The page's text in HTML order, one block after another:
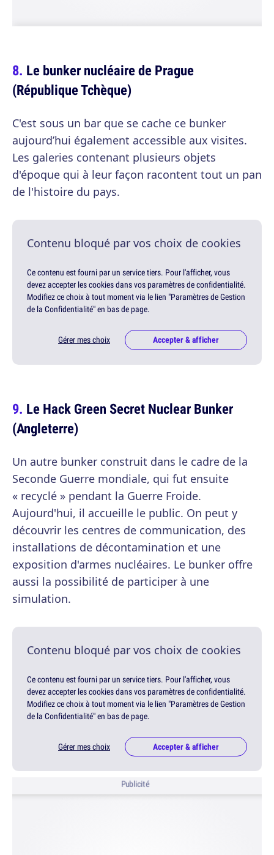
Le bunker nucléaire de Prague
(République Tchèque)
C'est sous un bar que se cache ce bunker
aujourd’hui également accessible aux visites.
Les galeries contenant plusieurs objets
d'époque qui à leur façon racontent tout un pan
de l'histoire du pays.
Contenu bloqué par vos choix de cookies
Ce contenu est fourni par un service tiers. Pour l'afficher, vous
devez accepter les cookies dans vos paramètres de confidentialité.
Modifiez ce choix à tout moment via le lien "Paramètres de Gestion
de la Confidentialité" en bas de page.
Gérer mes choix Accepter & afficher
Le Hack Green Secret Nuclear Bunker
(Angleterre)
Un autre bunker construit dans le cadre de la
Seconde Guerre mondiale, qui fut ensuite
« recyclé » pendant la Guerre Froide.
Aujourd'hui, il accueille le public. On peut y
découvrir les centres de communication, des
installations de décontamination et une
exposition d'armes nucléaires. Le bunker offre
aussi la possibilité de participer à une
simulation.
Contenu bloqué par vos choix de cookies
Ce contenu est fourni par un service tiers. Pour l'afficher, vous
devez accepter les cookies dans vos paramètres de confidentialité.
Modifiez ce choix à tout moment via le lien "Paramètres de Gestion
de la Confidentialité" en bas de page.
Gérer mes choix Accepter & afficher
Publicité